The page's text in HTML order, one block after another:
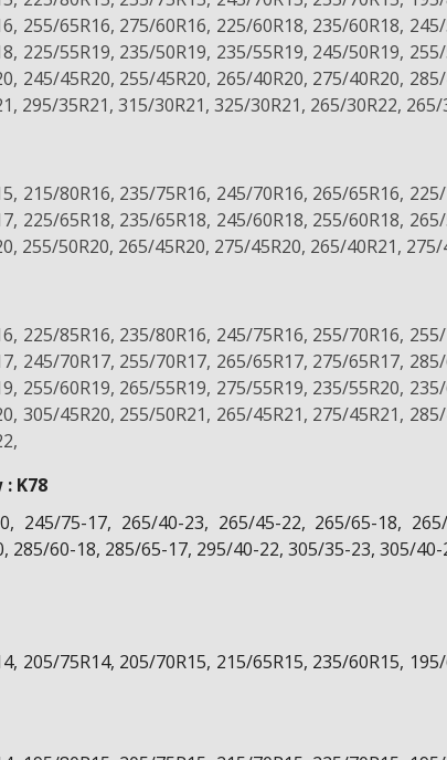
255/65R16, 275/60R16, 225/60R18, 235/60R18,
225/55R19, 235/50R19, 235/55R19, 245/50R19,
245/45R20, 255/45R20, 265/40R20, 275/40R20,
295/35R21, 315/30R21, 325/30R21, 265/30R22,
215/80R16, 235/75R16, 245/70R16, 265/65R16,
225/65R18, 235/65R18, 245/60R18, 255/60R18,
255/50R20, 265/45R20, 275/45R20, 265/40R21,
225/85R16, 235/80R16, 245/75R16, 255/70R16,
245/70R17, 255/70R17, 265/65R17, 275/65R17,
255/60R19, 265/55R19, 275/55R19, 235/55R20,
305/45R20, 255/50R21, 265/45R21, 275/45R21,
K78
245/75-17, 265/40-23, 265/45-22, 265/65-18,
285/60-18, 285/65-17, 295/40-22, 305/35-23, 305/
205/75R14, 205/70R15, 215/65R15, 235/60R15,